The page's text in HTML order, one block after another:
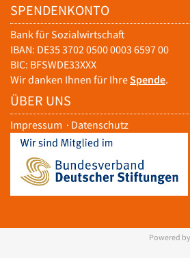
SPENDENKONTO
Bank für Sozialwirtschaft
IBAN: DE35 3702 0500 0003 6597 00
BIC: BFSWDE33XXX
Wir danken Ihnen für IhreSpende.
ÜBER UNS
Impressum · Datenschutz
Powered by